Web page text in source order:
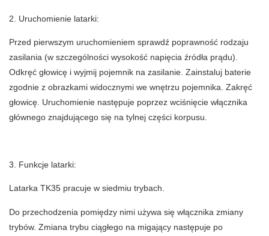
2. Uruchomienie latarki:
Przed pierwszym uruchomieniem sprawdź poprawność rodzaju
zasilania (w szczególności wysokość napięcia źródła prądu).
Odkręć głowicę i wyjmij pojemnik na zasilanie. Zainstaluj baterie
zgodnie z obrazkami widocznymi we wnętrzu pojemnika. Zakręć
głowicę. Uruchomienie następuje poprzez wciśnięcie włącznika
głównego znajdującego się na tylnej części korpusu.
3. Funkcje latarki:
Latarka TK35 pracuje w siedmiu trybach.
Do przechodzenia pomiędzy nimi używa się włącznika zmiany
trybów. Zmiana trybu ciągłego na migający następuje po